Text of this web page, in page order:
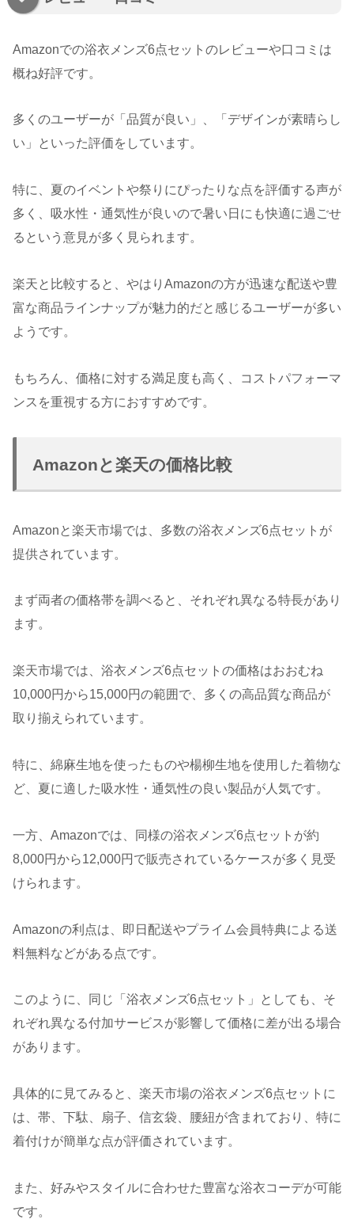
Amazonでの浴衣メンズ6点セットのレビューや口コミは
概ね好評です。
多くのユーザーが「品質が良い」、「デザインが素晴らし
い」といった評価をしています。
特に、夏のイベントや祭りにぴったりな点を評価する声が
多く、吸水性・通気性が良いので暑い日にも快適に過ごせ
るという意見が多く見られます。
楽天と比較すると、やはりAmazonの方が迅速な配送や豊
富な商品ラインナップが魅力的だと感じるユーザーが多い
ようです。
もちろん、価格に対する満足度も高く、コストパフォーマ
ンスを重視する方におすすめです。
Amazonと楽天の価格比較
Amazonと楽天市場では、多数の浴衣メンズ6点セットが
提供されています。
まず両者の価格帯を調べると、それぞれ異なる特長があり
ます。
楽天市場では、浴衣メンズ6点セットの価格はおおむね
10,000円から15,000円の範囲で、多くの高品質な商品が
取り揃えられています。
特に、綿麻生地を使ったものや楊柳生地を使用した着物な
ど、夏に適した吸水性・通気性の良い製品が人気です。
一方、Amazonでは、同様の浴衣メンズ6点セットが約
8,000円から12,000円で販売されているケースが多く見受
けられます。
Amazonの利点は、即日配送やプライム会員特典による送
料無料などがある点です。
このように、同じ「浴衣メンズ6点セット」としても、そ
れぞれ異なる付加サービスが影響して価格に差が出る場合
があります。
具体的に見てみると、楽天市場の浴衣メンズ6点セットに
は、帯、下駄、扇子、信玄袋、腰紐が含まれており、特に
着付けが簡単な点が評価されています。
また、好みやスタイルに合わせた豊富な浴衣コーデが可能
です。